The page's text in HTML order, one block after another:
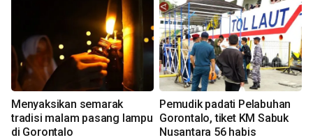
Menyaksikan semarak
tradisi malam pasang lampu
di Gorontalo
Pemudik padati Pelabuhan
Gorontalo, tiket KM Sabuk
Nusantara 56 habis